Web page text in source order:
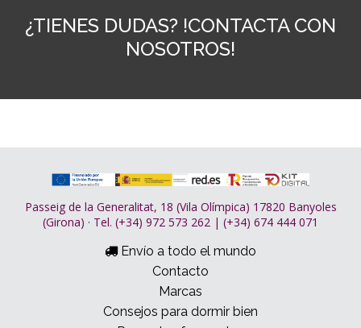
¿TIENES DUDAS? !CONTACTA CON
NOSOTROS!
Passeig de la Generalitat, 18 (Vila Olímpica) 17820 Banyoles
(Girona) · Tel. (+34) 972 573 262 | (+34) 674 444 071
Envío a todo el mundo
Contacto
Marcas
Consejos para dormir bien